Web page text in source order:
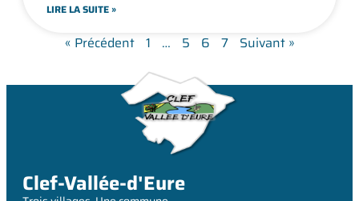
LIRE LA SUITE »
« Précédent 1 … 5 6 7 Suivant »
Clef-Vallée-d'Eure